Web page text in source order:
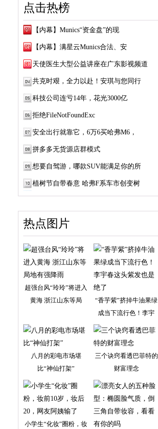
点击热榜
【内幕】Munics“资金盘”的现
【内幕】满星云Munics合法、安
天使医生大型公益讲座在广东影视频道
共克时艰，全力以赴！安琪与您同行
科技公司连亏14年，花光3000亿
拒绝FileNotFoundExc
安全出行就靠它，6万6买哈弗M6，
拼多多无货源店群模式
想要自驾游，哪款SUV能满足你的所
植树节自带春意 哈弗F系车市创变树
热点图片
超强台风“玲玲”将进入
黄海 浙江山东等局
“香芋紫”挤掉牛油果绿
成当下流行色！李宇
八月的彩电市场堪
比“神仙打架”
三个诀窍看透巴菲特的
财富理念
小学生“化妆”圈粉，妆